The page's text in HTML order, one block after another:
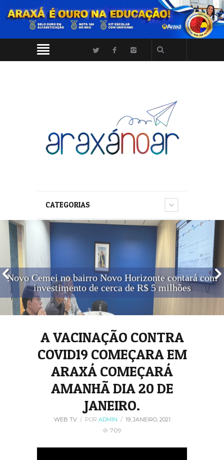
CATEGORIAS
Novo Cemei no bairro Novo Horizonte contará com
investimento de cerca de R$ 5 milhões
A VACINAÇÃO CONTRA
COVID19 COMEÇARA EM
ARAXÁ COMEÇARÁ
AMANHÃ DIA 20 DE
JANEIRO.
WEB TV/ POR ADMIN / 19, JANEIRO, 2021
709